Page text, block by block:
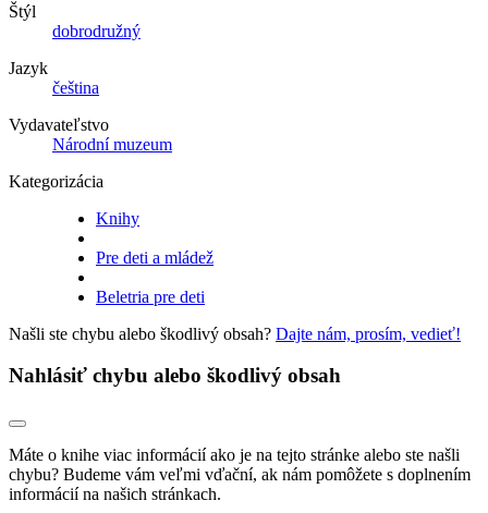
Štýl
dobrodružný
Jazyk
čeština
Vydavateľstvo
Národní muzeum
Kategorizácia
Knihy
Pre deti a mládež
Beletria pre deti
Našli ste chybu alebo škodlivý obsah? Dajte nám, prosím, vedieť!
Nahlásiť chybu alebo škodlivý obsah
Máte o knihe viac informácií ako je na tejto stránke alebo ste našli
chybu? Budeme vám veľmi vďační, ak nám pomôžete s doplnením
informácií na našich stránkach.